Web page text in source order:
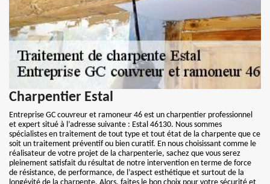
Charpentier Estal
Entreprise GC couvreur et ramoneur 46 est un charpentier professionnel
et expert situé à l’adresse suivante : Estal 46130. Nous sommes
spécialistes en traitement de tout type et tout état de la charpente que ce
soit un traitement préventif ou bien curatif. En nous choisissant comme le
réalisateur de votre projet de la charpenterie, sachez que vous serez
pleinement satisfait du résultat de notre intervention en terme de force
de résistance, de performance, de l’aspect esthétique et surtout de la